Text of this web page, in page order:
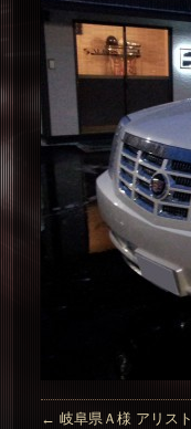
← 岐阜県Ａ様 アリスト